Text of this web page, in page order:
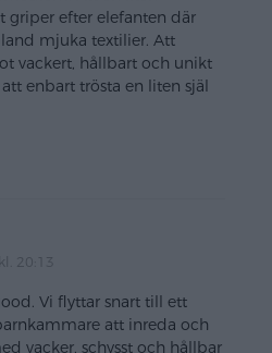
efter elefanten där
mjuka textilier. Att
vackert, hållbart och unikt
enbart trösta en liten själ
20:13
Vi flyttar snart till ett
att inreda och
vacker, schysst och hållbar